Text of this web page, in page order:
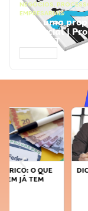
NEGÓCIOS,
EMPRESARIAIS
Faça uma
comercial |
ChatGPT
DICAS PARA OBTER